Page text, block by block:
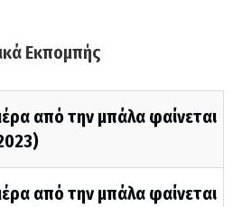
Εκπομπής
από την μπάλα φαίνεται
από την μπάλα φαίνεται